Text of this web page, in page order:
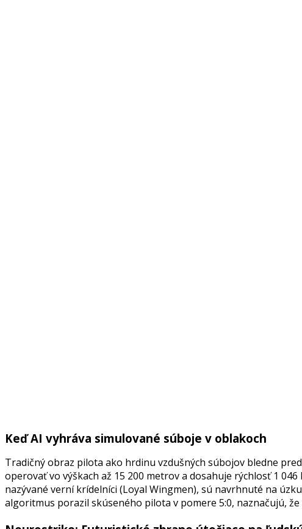
Keď AI vyhráva simulované súboje v oblakoch
Tradičný obraz pilota ako hrdinu vzdušných súbojov bledne
operovať vo výškach až 15 200 metrov a dosahuje rýchlosť 1
nazývané verní krídelníci (Loyal Wingmen), sú navrhnuté na
algoritmus porazil skúseného pilota v pomere 5:0, naznačujú,